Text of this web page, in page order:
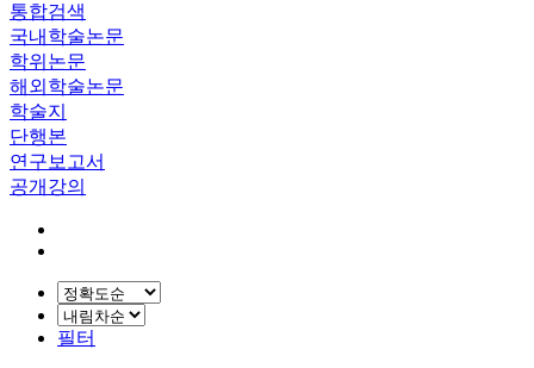
통합검색
국내학술논문
학위논문
해외학술논문
학술지
단행본
연구보고서
공개강의
필터